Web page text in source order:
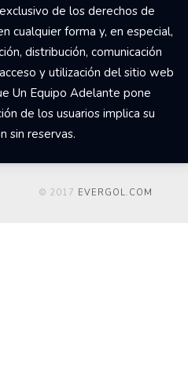
San Rafael de Alajuela,
los derechos reservados Los
intelectual del web
fuente, diseño, estructura de
y los distintos elementos en él